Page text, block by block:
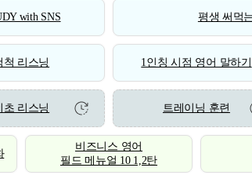
with SNS 평생 써먹
척 리스닝 1인칭 시점 영어 말하기
초 리스닝 트레이닝 훈련
비즈니스 영어
필드 메뉴얼 10 1,2탄